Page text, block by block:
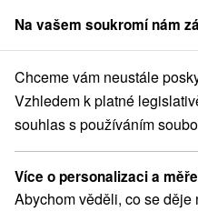
člen skupinySorger
na Slovensku Východné
Ubytování
Kategorie
Na vašem soukromí nám
Chceme vám neustále
Vzhledem k platné
souhlas s používáním
Více o personalizaci a
Abychom věděli, co se